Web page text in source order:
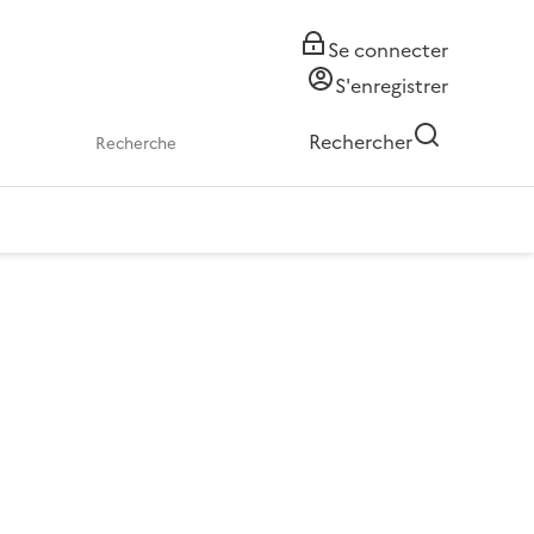
Se connecter
S'enregistrer
Rechercher